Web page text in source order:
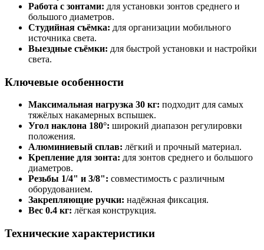
Работа с зонтами: для установки зонтов среднего и
большого диаметров.
Студийная съёмка: для организации мобильного
источника света.
Выездные съёмки: для быстрой установки и настройки
света.
Ключевые особенности
Максимальная нагрузка 30 кг: подходит для самых
тяжёлых накамерных вспышек.
Угол наклона 180°: широкий диапазон регулировки
положения.
Алюминиевый сплав: лёгкий и прочный материал.
Крепление для зонта: для зонтов среднего и большого
диаметров.
Резьбы 1/4" и 3/8": совместимость с различным
оборудованием.
Закрепляющие ручки: надёжная фиксация.
Вес 0.4 кг: лёгкая конструкция.
Технические характеристики